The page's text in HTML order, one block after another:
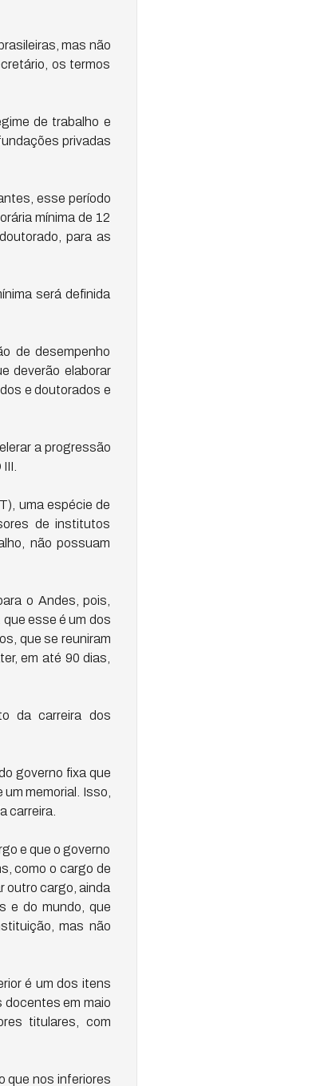
mas não
os termos
de trabalho e
privadas
esse período
mínima de 12
para as
será definida
de desempenho
deverão elaborar
e doutorados e
a progressão
uma espécie de
de institutos
não possuam
o Andes, pois,
esse é um dos
que se reuniram
em até 90 dias,
da carreira dos
governo fixa que
memorial. Isso,
carreira.
e que o governo
como o cargo de
outro cargo, ainda
e do mundo, que
mas não
é um dos itens
docentes em maio
titulares, com
que nos inferiores